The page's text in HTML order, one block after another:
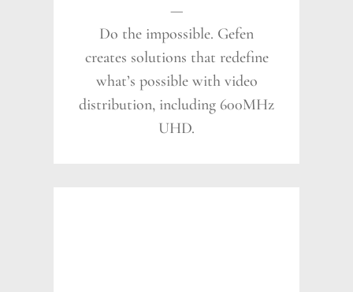
—
Do the impossible. Gefen
creates solutions that redefine
what’s possible with video
distribution, including 600MHz
UHD.